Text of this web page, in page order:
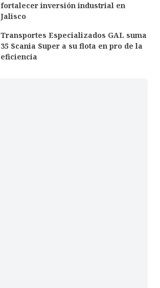
fortalecer inversión industrial en
Jalisco
Transportes Especializados GAL suma
35 Scania Super a su flota en pro de la
eficiencia